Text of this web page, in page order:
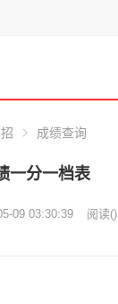
成绩查询
一分一档表
09 03:30:39 阅读()